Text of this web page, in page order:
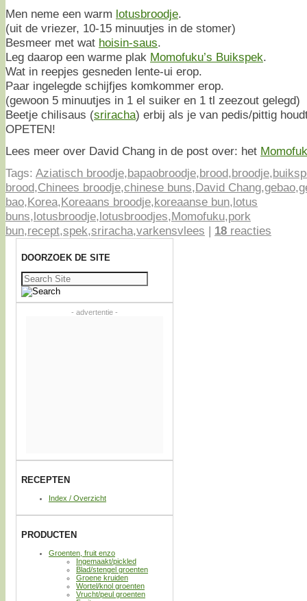
Men neme een warm lotusbroodje.
(uit de vriezer, 10-15 minuutjes in de stomer)
Besmeer met wat hoisin-saus.
Leg daarop een warme plak Momofuku’s Buikspek.
Wat in reepjes gesneden lente-ui erop.
Paar ingelegde schijfjes komkommer erop.
(gewoon 5 minuutjes in 1 el suiker en 1 tl zeezout gelegd)
Beetje chilisaus (sriracha) erbij als je van pedis/pittig
OPETEN!
Lees meer over David Chang in de post over: het
Tags: Aziatisch broodje,bapaobroodje,brood,broodje,
brood,Chinees broodje,chinese buns,David Chang,gebao,
bao,Korea,Koreaans broodje,koreaanse bun,lotus
buns,lotusbroodje,lotusbroodjes,Momofuku,pork
bun,recept,spek,sriracha,varkensvlees | 18 reacties
DOORZOEK DE SITE
Zoeken
naar:
- advertentie -
RECEPTEN
Index / Overzicht
PRODUCTEN
Groenten, fruit enzo
Ingemaakt/pickled
Blad/stengel groenten
Groene kruiden
Wortel/knol groenten
Vrucht/peul groenten